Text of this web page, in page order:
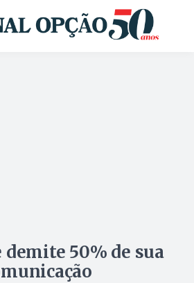
demite 50% de sua